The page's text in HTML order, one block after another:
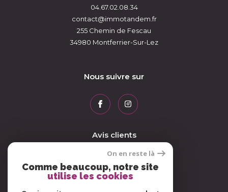
04.67.02.08.34
contact@immotandem.fr
255 Chemin de Fescau
34980
Montferrier-Sur-Lez
Nous suivre sur
Avis clients
On en reste là
Comme beaucoup, notre site
utilise les cookies